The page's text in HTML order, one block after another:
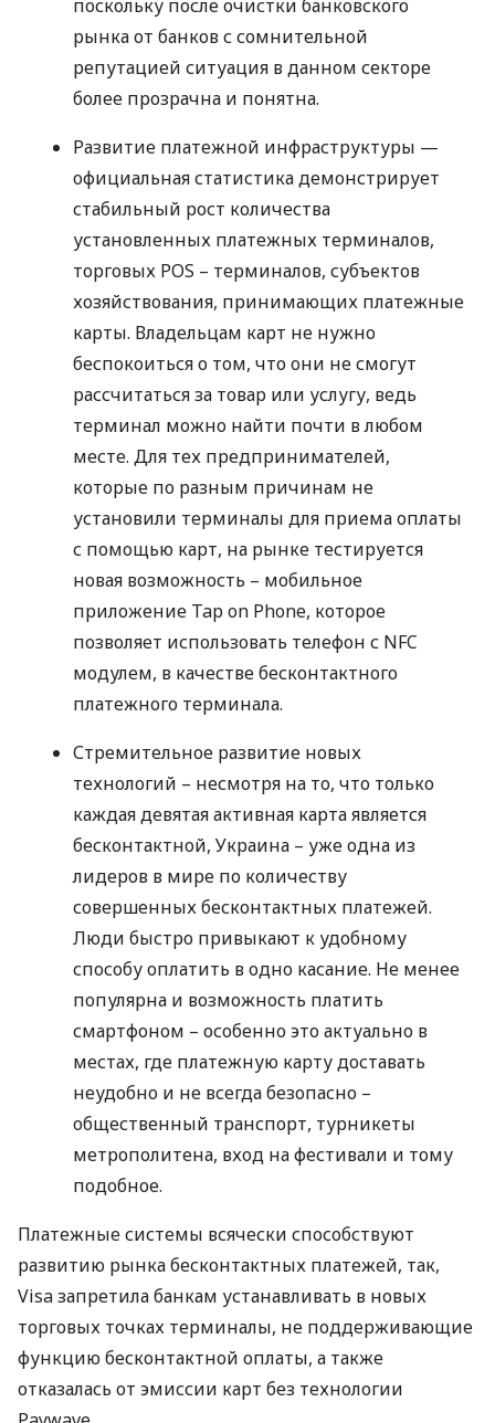
поскольку после очистки банковского
рынка от банков с сомнительной
репутацией ситуация в данном секторе
более прозрачна и понятна.
Развитие платежной инфраструктуры —
официальная статистика демонстрирует
стабильный рост количества
установленных платежных терминалов,
торговых POS – терминалов, субъектов
хозяйствования, принимающих платежные
карты. Владельцам карт не нужно
беспокоиться о том, что они не смогут
рассчитаться за товар или услугу, ведь
терминал можно найти почти в любом
месте. Для тех предпринимателей,
которые по разным причинам не
установили терминалы для приема оплаты
с помощью карт, на рынке тестируется
новая возможность – мобильное
приложение Tap on Phone, которое
позволяет использовать телефон с NFC
модулем, в качестве бесконтактного
платежного терминала.
Стремительное развитие новых
технологий – несмотря на то, что только
каждая девятая активная карта является
бесконтактной, Украина – уже одна из
лидеров в мире по количеству
совершенных бесконтактных платежей.
Люди быстро привыкают к удобному
способу оплатить в одно касание. Не менее
популярна и возможность платить
смартфоном – особенно это актуально в
местах, где платежную карту доставать
неудобно и не всегда безопасно –
общественный транспорт, турникеты
метрополитена, вход на фестивали и тому
подобное.
Платежные системы всячески способствуют
развитию рынка бесконтактных платежей, так,
Visa запретила банкам устанавливать в новых
торговых точках терминалы, не поддерживающие
функцию бесконтактной оплаты, а также
отказалась от эмиссии карт без технологии